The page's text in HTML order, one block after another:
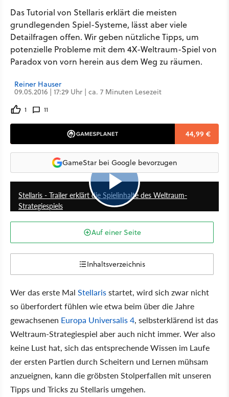
Das Tutorial von Stellaris erklärt die meisten
grundlegenden Spiel-Systeme, lässt aber viele
Detailfragen offen. Wir geben nützliche Tipps, um
potenzielle Probleme mit dem 4X-Weltraum-Spiel von
Paradox von vorn herein aus dem Weg zu räumen.
Reiner Hauser
09.05.2016 | 17:29 Uhr | ca. 7 Minuten Lesezeit
1 11
44,99 €
GameStar bei Google bevorzugen
2:52
Stellaris - Trailer erklärt die Spielinhalte des Weltraum-
Strategiespiels
Auf einer Seite
Inhaltsverzeichnis
Wer das erste Mal Stellarisstartet, wird sich zwar nicht
so überfordert fühlen wie etwa beim über die Jahre
gewachsenen Europa Universalis 4, selbsterklärend ist das
Weltraum-Strategiespiel aber auch nicht immer. Wer also
keine Lust hat, sich das entsprechende Wissen im Laufe
der ersten Partien durch Scheitern und Lernen mühsam
anzueignen, kann die gröbsten Stolperfallen mit unseren
Tipps und Tricks zu Stellaris umgehen.